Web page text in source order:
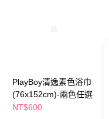
PlayBoy清逸素色浴巾
(76x152cm)-兩色任選
NT$600